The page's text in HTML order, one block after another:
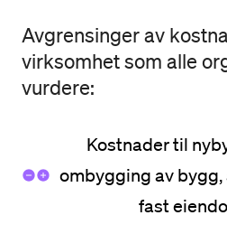
Avgrensinger av
virksomhet som alle
vurdere:
Kostnader til
ombygging av
fast